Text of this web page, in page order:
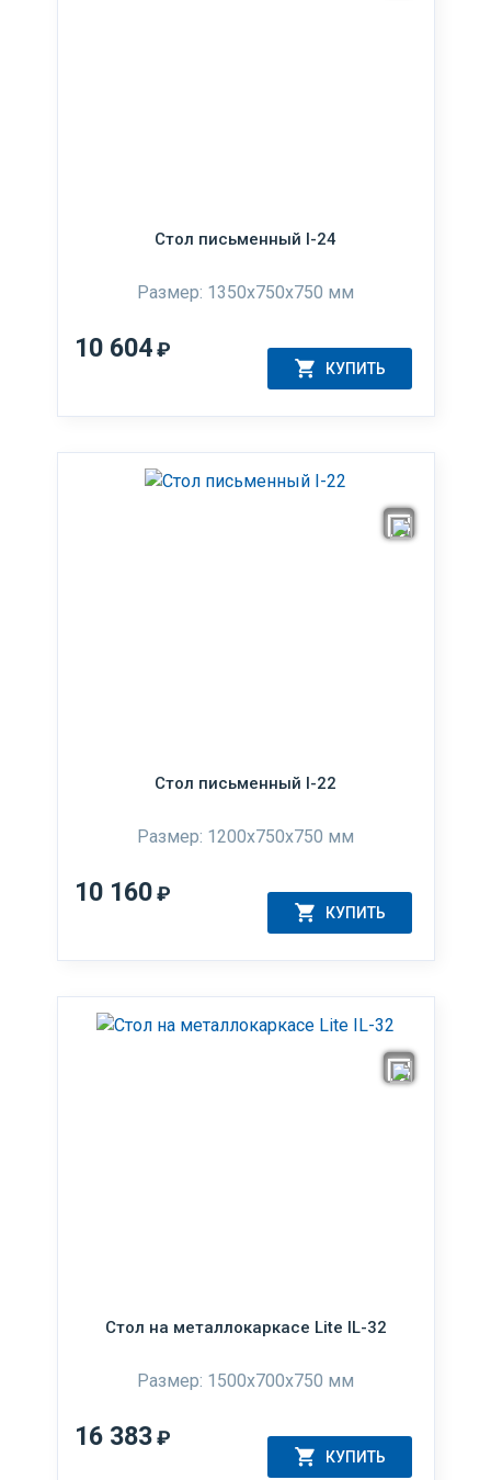
Стол письменный I-24
Размер: 1350x750x750 мм
10 604₽
КУПИТЬ
Стол письменный I-22
Размер: 1200x750x750 мм
10 160₽
КУПИТЬ
Стол на металлокаркасе Lite IL-32
Размер: 1500x700x750 мм
16 383₽
КУПИТЬ